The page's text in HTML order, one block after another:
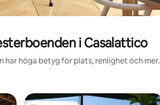
i Casalattico
har höga betyg för plats, renlighet och mer.